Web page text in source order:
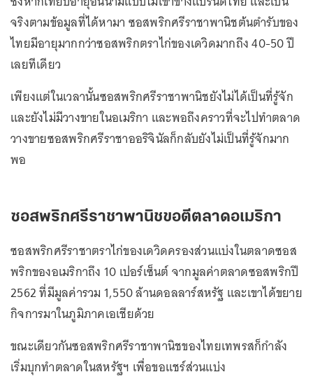
จริงตามข้อมูลที่ได้หามา ซอสพริกศรีราชาพานิชต้นตำรับของ
ไทยมีอายุมากกว่าซอสพริกตราไก่ของเดวิดมากถึง 40-50 ปี
เลยทีเดียว
เพียงแต่ในเวลานั้นซอสพริกศรีราชาพานิชยังไม่ได้เป็นที่รู้จัก
และยังไม่มีวางขายในอเมริกา และพอถึงคราวที่จะไปทำตลาด
วางขายซอสพริกศรีราชาออริจินัลก็กลับยังไม่เป็นที่รู้จักมาก
พอ
ซอสพริกศรีราชาพานิชขอตีตลาดอเมริกา
ซอสพริกศรีราชาตราไก่ของเดวิดครองส่วนแบ่งในตลาดซอส
พริกของอเมริกาถึง 10 เปอร์เซ็นต์ จากมูลค่าตลาดซอสพริกปี
2562 ที่มีมูลค่ารวม 1,550 ล้านดอลลาร์สหรัฐ และเขาได้ขยาย
กิจการมาในภูมิภาคเอเชียด้วย
ขณะเดียวกันซอสพริกศรีราชาพานิชของไทยเทพรสก็กำลัง
เริ่มบุกทำตลาดในสหรัฐฯ เพื่อขอแชร์ส่วนแบ่ง